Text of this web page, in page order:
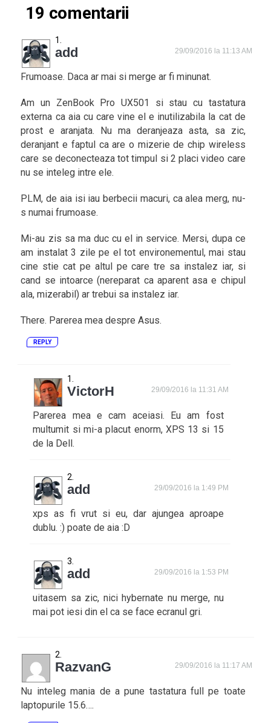
19 comentarii
add 29/09/2016 la 11:13 AM
Frumoase. Daca ar mai si merge ar fi minunat.
Am un ZenBook Pro UX501 si stau cu tastatura
externa ca aia cu care vine el e inutilizabila la cat de
prost e aranjata. Nu ma deranjeaza asta, sa zic,
deranjant e faptul ca are o mizerie de chip wireless
care se deconecteaza tot timpul si 2 placi video care
nu se inteleg intre ele.
PLM, de aia isi iau berbecii macuri, ca alea merg, nu-
s numai frumoase.
Mi-au zis sa ma duc cu el in service. Mersi, dupa ce
am instalat 3 zile pe el tot environementul, mai stau
cine stie cat pe altul pe care tre sa instalez iar, si
cand se intoarce (nereparat ca aparent asa e chipul
ala, mizerabil) ar trebui sa instalez iar.
There. Parerea mea despre Asus.
REPLY
VictorH 29/09/2016 la 11:31 AM
Parerea mea e cam aceiasi. Eu am fost
multumit si mi-a placut enorm, XPS 13 si 15
de la Dell.
add 29/09/2016 la 1:49 PM
xps as fi vrut si eu, dar ajungea aproape
dublu. :) poate de aia :D
add 29/09/2016 la 1:53 PM
uitasem sa zic, nici hybernate nu merge, nu
mai pot iesi din el ca se face ecranul gri.
RazvanG 29/09/2016 la 11:17 AM
Nu inteleg mania de a pune tastatura full pe toate
laptopurile 15.6….